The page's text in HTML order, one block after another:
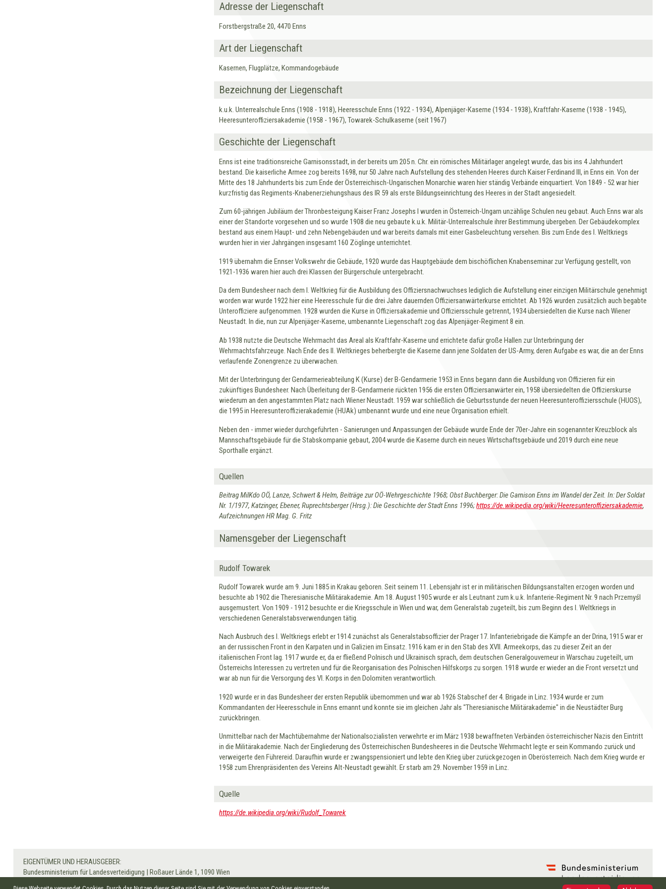
Adresse der Liegenschaft
Forstbergstraße 20, 4470 Enns
Art der Liegenschaft
Kasernen, Flugplätze, Kommandogebäude
Bezeichnung der Liegenschaft
k.u.k. Unterrealschule Enns (1908 - 1918), Heeresschule Enns (1922 - 1934), Alpenjäger-Kaserne (1934 - 1938), Kraftfahr-Kaserne (1938 - 1945),
Heeresunteroffiziersakademie (1958 - 1967), Towarek-Schulkaserne (seit 1967)
Geschichte der Liegenschaft
Enns ist eine traditionsreiche Garnisonsstadt, in der bereits um 205 n. Chr. ein römisches Militärlager angelegt wurde, das bis ins 4 Jahrhundert
bestand. Die kaiserliche Armee zog bereits 1698, nur 50 Jahre nach Aufstellung des stehenden Heeres durch Kaiser Ferdinand III, in Enns ein. Von der
Mitte des 18 Jahrhunderts bis zum Ende der Österreichisch-Ungarischen Monarchie waren hier ständig Verbände einquartiert. Von 1849 - 52 war hier
kurzfristig das Regiments-Knabenerziehungshaus des IR 59 als erste Bildungseinrichtung des Heeres in der Stadt angesiedelt.
Zum 60-jährigen Jubiläum der Thronbesteigung Kaiser Franz Josephs I wurden in Österreich-Ungarn unzählige Schulen neu gebaut. Auch Enns war als
einer der Standorte vorgesehen und so wurde 1908 die neu gebaute k.u.k. Militär-Unterrealschule ihrer Bestimmung übergeben. Der Gebäudekomplex
bestand aus einem Haupt- und zehn Nebengebäuden und war bereits damals mit einer Gasbeleuchtung versehen. Bis zum Ende des I. Weltkriegs
wurden hier in vier Jahrgängen insgesamt 160 Zöglinge unterrichtet.
1919 übernahm die Ennser Volkswehr die Gebäude, 1920 wurde das Hauptgebäude dem bischöflichen Knabenseminar zur Verfügung gestellt, von
1921-1936 waren hier auch drei Klassen der Bürgerschule untergebracht.
Da dem Bundesheer nach dem I. Weltkrieg für die Ausbildung des Offiziersnachwuchses lediglich die Aufstellung einer einzigen Militärschule genehmigt
worden war wurde 1922 hier eine Heeresschule für die drei Jahre dauernden Offiziersanwärterkurse errichtet. Ab 1926 wurden zusätzlich auch begabte
Unteroffiziere aufgenommen. 1928 wurden die Kurse in Offiziersakademie und Offiziersschule getrennt, 1934 übersiedelten die Kurse nach Wiener
Neustadt. In die, nun zur Alpenjäger-Kaserne, umbenannte Liegenschaft zog das Alpenjäger-Regiment 8 ein.
Ab 1938 nutzte die Deutsche Wehrmacht das Areal als Kraftfahr-Kaserne und errichtete dafür große Hallen zur Unterbringung der
Wehrmachtsfahrzeuge. Nach Ende des II. Weltkrieges beherbergte die Kaserne dann jene Soldaten der US-Army, deren Aufgabe es war, die an der Enns
verlaufende Zonengrenze zu überwachen.
Mit der Unterbringung der Gendarmerieabteilung K (Kurse) der B-Gendarmerie 1953 in Enns begann dann die Ausbildung von Offizieren für ein
zukünftiges Bundesheer. Nach Überleitung der B-Gendarmerie rückten 1956 die ersten Offiziersanwärter ein, 1958 übersiedelten die Offizierskurse
wiederum an den angestammten Platz nach Wiener Neustadt. 1959 war schließlich die Geburtsstunde der neuen Heeresunteroffiziersschule (HUOS),
die 1995 in Heeresunteroffizierakademie (HUAk) umbenannt wurde und eine neue Organisation erhielt.
Neben den - immer wieder durchgeführten - Sanierungen und Anpassungen der Gebäude wurde Ende der 70er-Jahre ein sogenannter Kreuzblock als
Mannschaftsgebäude für die Stabskompanie gebaut, 2004 wurde die Kaserne durch ein neues Wirtschaftsgebäude und 2019 durch eine neue
Sporthalle ergänzt.
Quellen
Beitrag MilKdo OÖ, Lanze, Schwert & Helm, Beiträge zur OÖ-Wehrgeschichte 1968; Obst Buchberger: Die Garnison Enns im Wandel der Zeit. In: Der Soldat
Nr. 1/1977, Katzinger, Ebener, Ruprechtsberger (Hrsg.): Die Geschichte der Stadt Enns 1996;https://de.wikipedia.org/wiki/Heeresunteroffiziersakademie,
Aufzeichnungen HR Mag. G. Fritz
Namensgeber der Liegenschaft
Rudolf Towarek
Rudolf Towarek wurde am 9. Juni 1885 in Krakau geboren. Seit seinem 11. Lebensjahr ist er in militärischen Bildungsanstalten erzogen worden und
besuchte ab 1902 die Theresianische Militärakademie. Am 18. August 1905 wurde er als Leutnant zum k.u.k. Infanterie-Regiment Nr. 9 nach Przemyśl
ausgemustert. Von 1909 - 1912 besuchte er die Kriegsschule in Wien und war, dem Generalstab zugeteilt, bis zum Beginn des I. Weltkriegs in
verschiedenen Generalstabsverwendungen tätig.
Nach Ausbruch des I. Weltkriegs erlebt er 1914 zunächst als Generalstabsoffizier der Prager 17. Infanteriebrigade die Kämpfe an der Drina, 1915 war er
an der russischen Front in den Karpaten und in Galizien im Einsatz. 1916 kam er in den Stab des XVII. Armeekorps, das zu dieser Zeit an der
italienischen Front lag. 1917 wurde er, da er fließend Polnisch und Ukrainisch sprach, dem deutschen Generalgouverneur in Warschau zugeteilt, um
Österreichs Interessen zu vertreten und für die Reorganisation des Polnischen Hilfskorps zu sorgen. 1918 wurde er wieder an die Front versetzt und
war ab nun für die Versorgung des VI. Korps in den Dolomiten verantwortlich.
1920 wurde er in das Bundesheer der ersten Republik übernommen und war ab 1926 Stabschef der 4. Brigade in Linz. 1934 wurde er zum
Kommandanten der Heeresschule in Enns ernannt und konnte sie im gleichen Jahr als "Theresianische Militärakademie" in die Neustädter Burg
zurückbringen.
Unmittelbar nach der Machtübernahme der Nationalsozialisten verwehrte er im März 1938 bewaffneten Verbänden österreichischer Nazis den Eintritt
in die Militärakademie. Nach der Eingliederung des Österreichischen Bundesheeres in die Deutsche Wehrmacht legte er sein Kommando zurück und
verweigerte den Führereid. Daraufhin wurde er zwangspensioniert und lebte den Krieg über zurückgezogen in Oberösterreich. Nach dem Krieg wurde er
1958 zum Ehrenpräsidenten des Vereins Alt-Neustadt gewählt. Er starb am 29. November 1959 in Linz.
Quelle
https://de.wikipedia.org/wiki/Rudolf_Towarek
EIGENTÜMER UND HERAUSGEBER:
Bundesministerium für Landesverteidigung | Roßauer Lände 1, 1090 Wien